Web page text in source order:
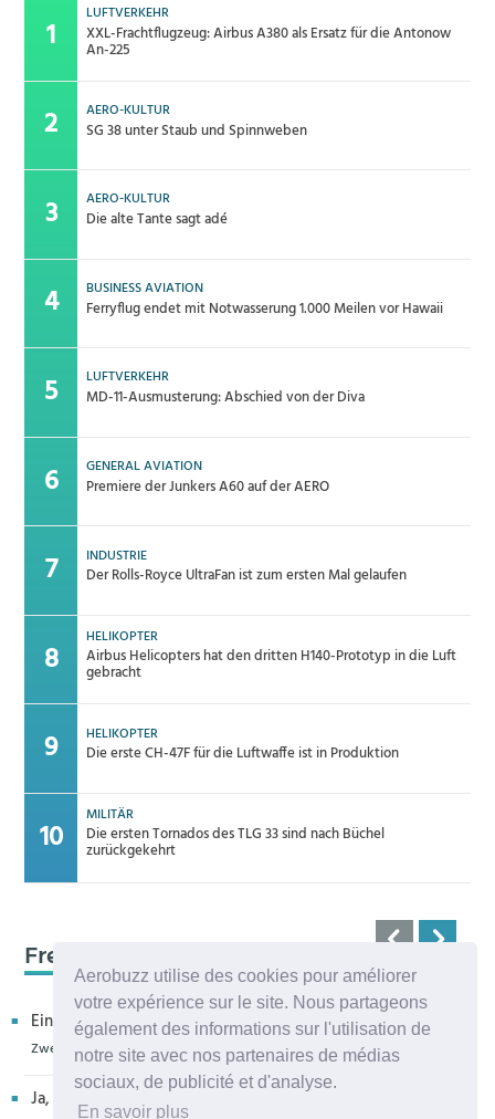
Aerobuzz utilise des cookies pour améliorer
votre expérience sur le site. Nous partageons
également des informations sur l'utilisation de
notre site avec nos partenaires de médias
sociaux, de publicité et d'analyse.
En savoir plus
LUFTVERKEHR
XXL-Frachtflugzeug: Airbus A380 als Ersatz für die Antonow
An-225
AERO-KULTUR
SG 38 unter Staub und Spinnweben
AERO-KULTUR
Die alte Tante sagt adé
BUSINESS AVIATION
Ferryflug endet mit Notwasserung 1.000 Meilen vor Hawaii
LUFTVERKEHR
MD-11-Ausmusterung: Abschied von der Diva
GENERAL AVIATION
Premiere der Junkers A60 auf der AERO
INDUSTRIE
Der Rolls-Royce UltraFan ist zum ersten Mal gelaufen
HELIKOPTER
Airbus Helicopters hat den dritten H140-Prototyp in die Luft
gebracht
HELIKOPTER
Die erste CH-47F für die Luftwaffe ist in Produktion
MILITÄR
Die ersten Tornados des TLG 33 sind nach Büchel
zurückgekehrt
Frequenz 123,45
Ein kritischer Leser bedankt sich für die Aufnahme in eur...
Zweiter H160M-Prototyp fliegt
Ja, sehr bedauerlich diese Entwicklung, die allenthalben um